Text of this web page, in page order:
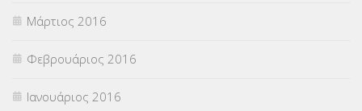
Μάρτιος 2016
Φεβρουάριος 2016
Ιανουάριος 2016